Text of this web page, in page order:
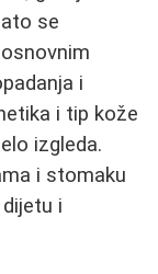
se
i
i tip kože
izgleda.
i stomaku
i